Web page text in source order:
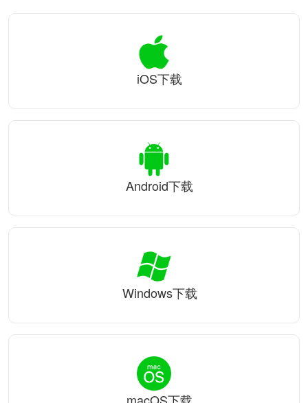
iOS下载
Android下载
Windows下载
macOS下载